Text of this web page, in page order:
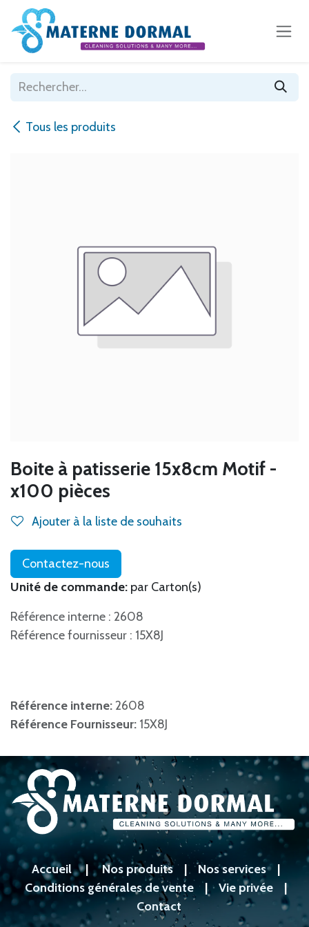
Se rendre au contenu
Tous les produits
Boite à patisserie 15x8cm Motif -
x100 pièces
Ajouter à la liste de souhaits
Contactez-nous
Unité de commande: par Carton(s)
Référence interne : 2608
Référence fournisseur : 15X8J
Référence interne:2608
Référence Fournisseur: 15X8J
Accueil|Nos produits|Nos services|
Conditions générales de vente | Vie privée |
Contact